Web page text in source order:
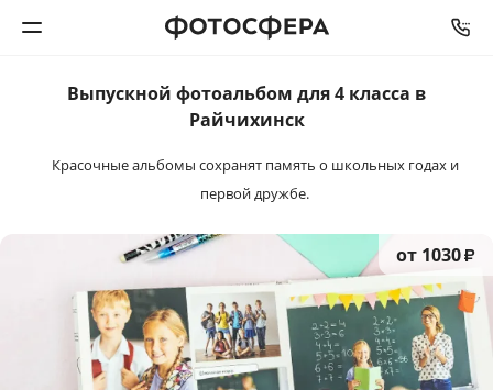
Печать фото
Фотокниги
Интерьерная печать
Фотоподарки
Выпускной фотоальбом для4 класса в
Райчихинск
Красочные альбомы сохранят память о школьных годах и
первой дружбе.
от 1030₽